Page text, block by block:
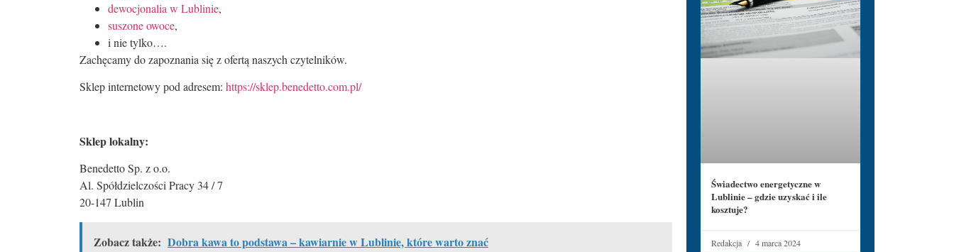
dewocjonalia w Lublinie,
suszone owoce,
i nie tylko….
Zachęcamy do zapoznania się z ofertą naszych czytelników.
Sklep internetowy pod adresem: https://sklep.benedetto.com.pl/
Sklep lokalny:
Benedetto Sp. z o.o.
Al. Spółdzielczości Pracy 34 / 7
20-147 Lublin
Zobacz także: Dobra kawa to podstawa – kawiarnie w Lublinie, które warto znać
Świadectwo energetyczne w
Lublinie – gdzie uzyskać i ile
kosztuje?
Redakcja 4 marca 2024